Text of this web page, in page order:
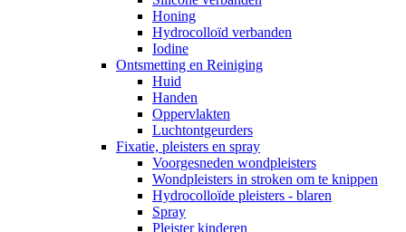
Honing
Hydrocolloïd verbanden
Iodine
Ontsmetting en Reiniging
Huid
Handen
Oppervlakten
Luchtontgeurders
Fixatie, pleisters en spray
Voorgesneden wondpleisters
Wondpleisters in stroken om te knippen
Hydrocolloïde pleisters - blaren
Spray
Pleister kinderen